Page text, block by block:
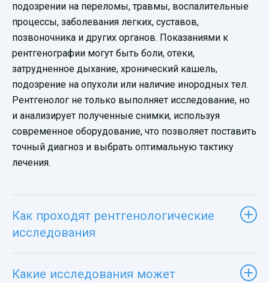
подозрении на переломы, травмы, воспалительные
процессы, заболевания легких, суставов,
позвоночника и других органов. Показаниями к
рентгенографии могут быть боли, отеки,
затрудненное дыхание, хронический кашель,
подозрение на опухоли или наличие инородных тел.
Рентгенолог не только выполняет исследование, но
и анализирует полученные снимки, используя
современное оборудование, что позволяет поставить
точный диагноз и выбрать оптимальную тактику
лечения.
Как проходят рентгенологические
исследования
Какие исследования может